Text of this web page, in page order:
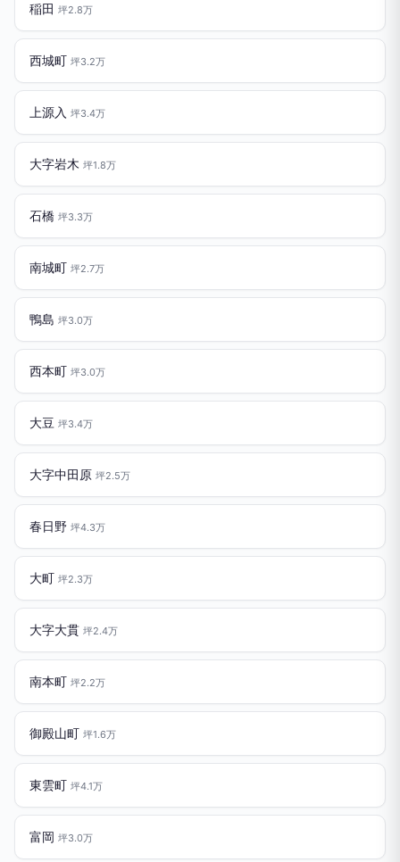
稲田 坪2.8万
西城町 坪3.2万
上源入 坪3.4万
大字岩木 坪1.8万
石橋 坪3.3万
南城町 坪2.7万
鴨島 坪3.0万
西本町 坪3.0万
大豆 坪3.4万
大字中田原 坪2.5万
春日野 坪4.3万
大町 坪2.3万
大字大貫 坪2.4万
南本町 坪2.2万
御殿山町 坪1.6万
東雲町 坪4.1万
富岡 坪3.0万